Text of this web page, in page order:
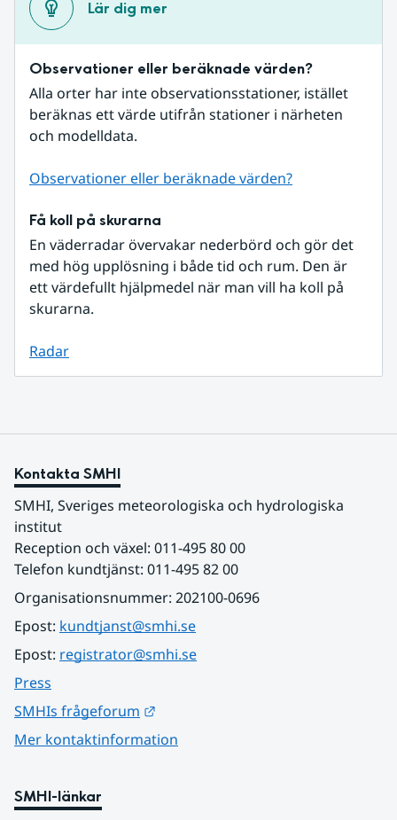
Lär dig mer
Observationer eller beräknade värden?
Alla orter har inte observationsstationer, istället
beräknas ett värde utifrån stationer i närheten
och modelldata.
Observationer eller beräknade värden?
Få koll på skurarna
En väderradar övervakar nederbörd och gör det
med hög upplösning i både tid och rum. Den är
ett värdefullt hjälpmedel när man vill ha koll på
skurarna.
Radar
Kontakta SMHI
SMHI, Sveriges meteorologiska och hydrologiska
institut
Reception och växel: 011-495 80 00
Telefon kundtjänst: 011-495 82 00
Organisationsnummer: 202100-0696
Epost: kundtjanst@smhi.se
Epost: registrator@smhi.se
Press
SMHIs frågeforum
Mer kontaktinformation
SMHI-länkar